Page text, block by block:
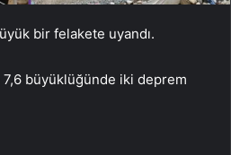
bir felakete uyandı.
7,6 büyüklüğünde iki deprem